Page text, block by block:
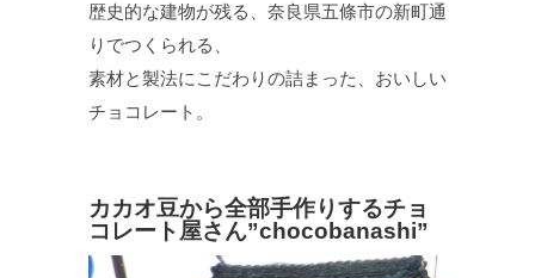
歴史的な建物が残る、奈良県五條市の新町通
りでつくられる、
素材と製法にこだわりの詰まった、おいしい
チョコレート。
カカオ豆から全部手作りするチョ
コレート屋さん”chocobanashi”